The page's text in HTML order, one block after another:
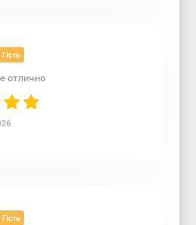
Гість
отлично
Гість